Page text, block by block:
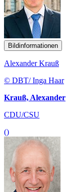
Bildinformationen
Alexander Krauß
© DBT/ Inga Haar
Krauß, Alexander
CDU/CSU
()